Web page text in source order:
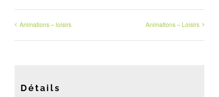
Animations – loisirs Animations – Loisirs
Détails